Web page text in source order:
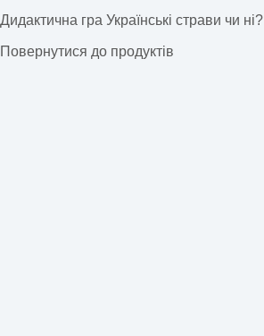
Дидактична гра Українські страви чи ні?
Повернутися до продуктів